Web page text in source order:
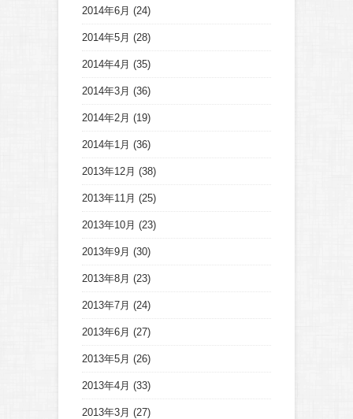
2014年6月 (24)
2014年5月 (28)
2014年4月 (35)
2014年3月 (36)
2014年2月 (19)
2014年1月 (36)
2013年12月 (38)
2013年11月 (25)
2013年10月 (23)
2013年9月 (30)
2013年8月 (23)
2013年7月 (24)
2013年6月 (27)
2013年5月 (26)
2013年4月 (33)
2013年3月 (27)